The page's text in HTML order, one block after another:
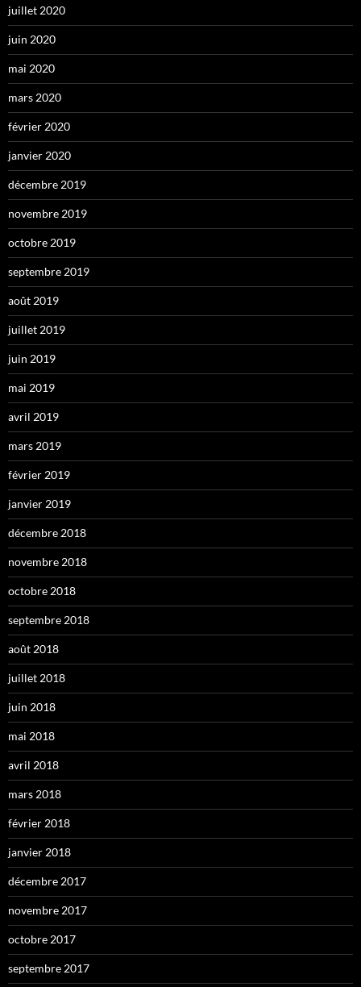
juillet 2020
juin 2020
mai 2020
mars 2020
février 2020
janvier 2020
décembre 2019
novembre 2019
octobre 2019
septembre 2019
août 2019
juillet 2019
juin 2019
mai 2019
avril 2019
mars 2019
février 2019
janvier 2019
décembre 2018
novembre 2018
octobre 2018
septembre 2018
août 2018
juillet 2018
juin 2018
mai 2018
avril 2018
mars 2018
février 2018
janvier 2018
décembre 2017
novembre 2017
octobre 2017
septembre 2017